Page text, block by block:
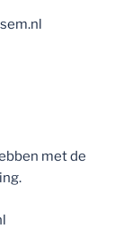
met de